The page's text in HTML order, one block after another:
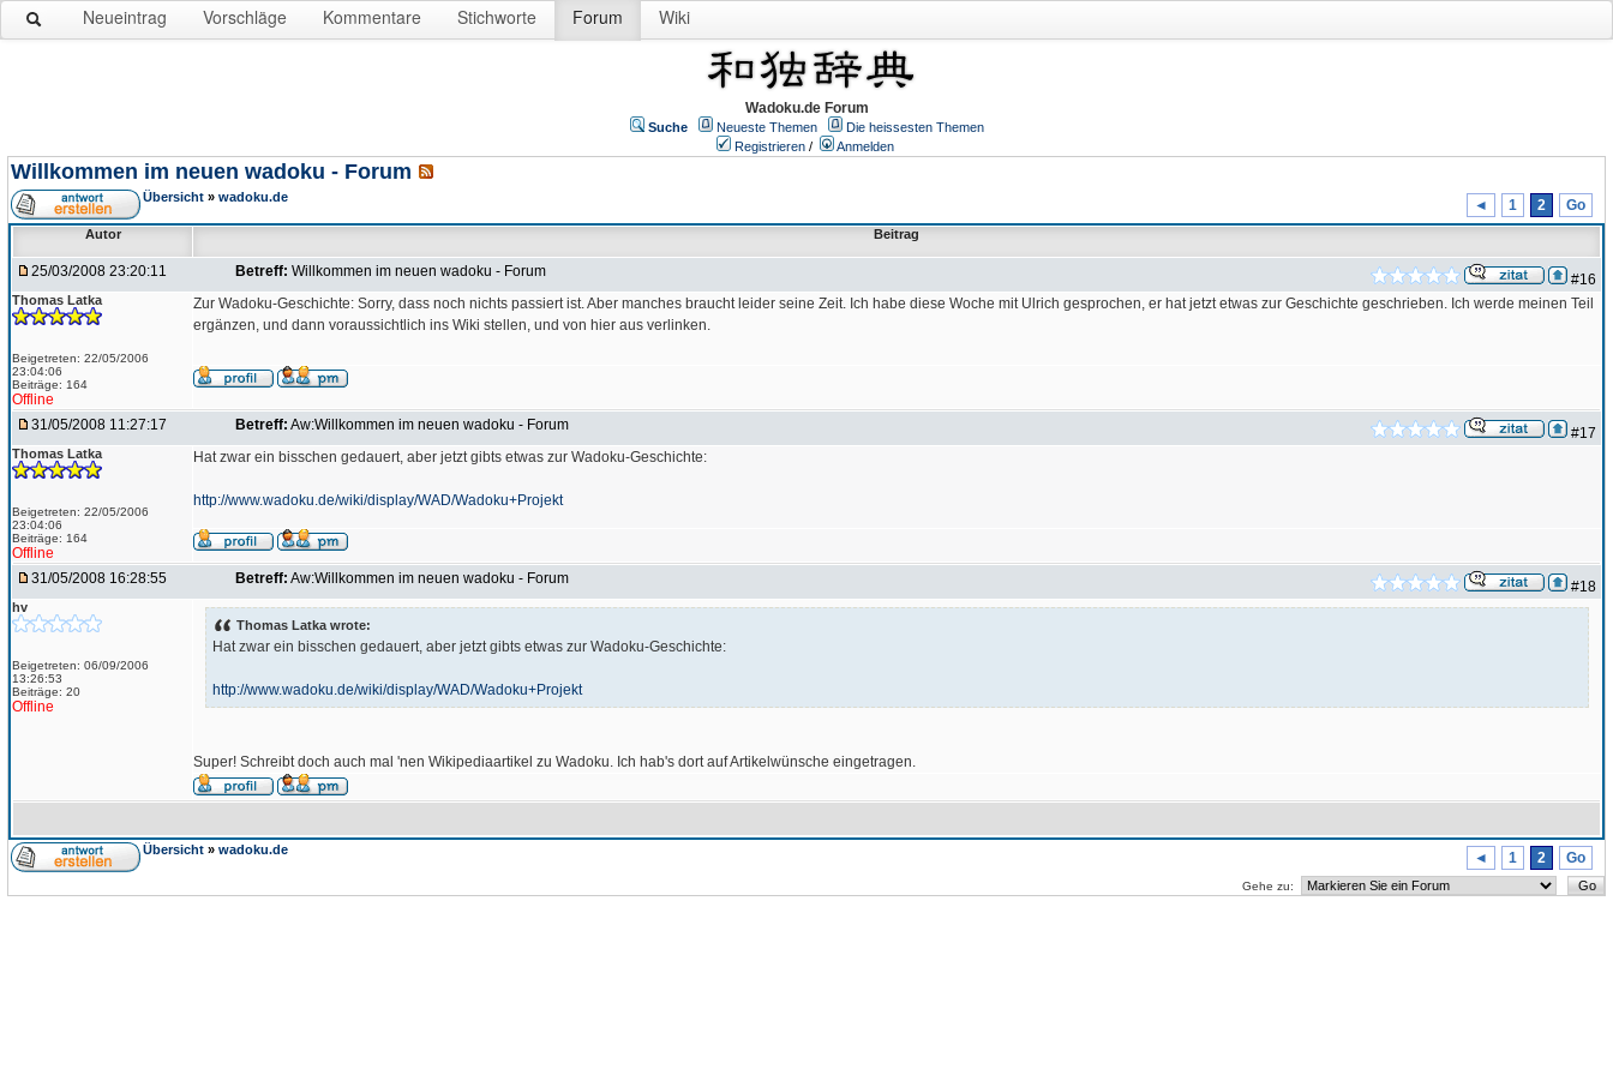
Neueintrag Vorschläge Kommentare Stichworte Forum Wiki
Wadoku.de Forum
Suche Neueste Themen
Die heissesten Themen
Registrieren / Anmelden
Willkommen im neuen wadoku - Forum
Übersicht » wadoku.de ◄ 1 2 Go
Autor Beitrag
25/03/2008 23:20:11 Betreff: Willkommen im neuen wadoku - Forum #16
Thomas Latka
Beigetreten: 22/05/2006
23:04:06
Beiträge: 164
Offline
Zur Wadoku-Geschichte: Sorry, dass noch nichts passiert ist. Aber manches braucht leider seine Zeit. Ich habe diese Woche mit Ulrich gesprochen, er hat jetzt etwas zur Geschichte geschrieben. Ich werde meinen Teil
ergänzen, und dann voraussichtlich ins Wiki stellen, und von hier aus verlinken.
31/05/2008 11:27:17 Betreff: Aw:Willkommen im neuen wadoku - Forum #17
Thomas Latka
Beigetreten: 22/05/2006
23:04:06
Beiträge: 164
Offline
Hat zwar ein bisschen gedauert, aber jetzt gibts etwas zur Wadoku-Geschichte:
http://www.wadoku.de/wiki/display/WAD/Wadoku+Projekt
31/05/2008 16:28:55 Betreff: Aw:Willkommen im neuen wadoku - Forum #18
hv
Beigetreten: 06/09/2006
13:26:53
Beiträge: 20
Offline
Thomas Latka wrote:
Hat zwar ein bisschen gedauert, aber jetzt gibts etwas zur Wadoku-Geschichte:
http://www.wadoku.de/wiki/display/WAD/Wadoku+Projekt
Super! Schreibt doch auch mal 'nen Wikipediaartikel zu Wadoku. Ich hab's dort auf Artikelwünsche eingetragen.
Übersicht » wadoku.de ◄ 1 2 Go
Gehe zu: